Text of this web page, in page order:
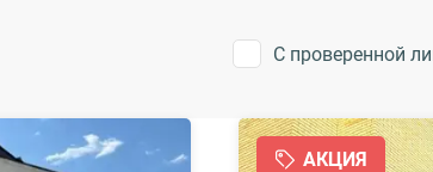
С проверенной
АКЦИЯ